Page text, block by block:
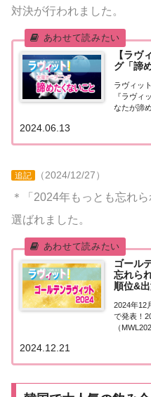
対決が行われました。
【ラヴ
グ「諦
ラヴィッ
『ラヴィ
なたが諦
が諦めた
2024.06.13
追記 （2024/12/27）
＊「2024年もっとも忘れ
選ばれました。
ゴール
忘れら
順位&
2024年12
で発表！
（
月27日（
2024.12.21